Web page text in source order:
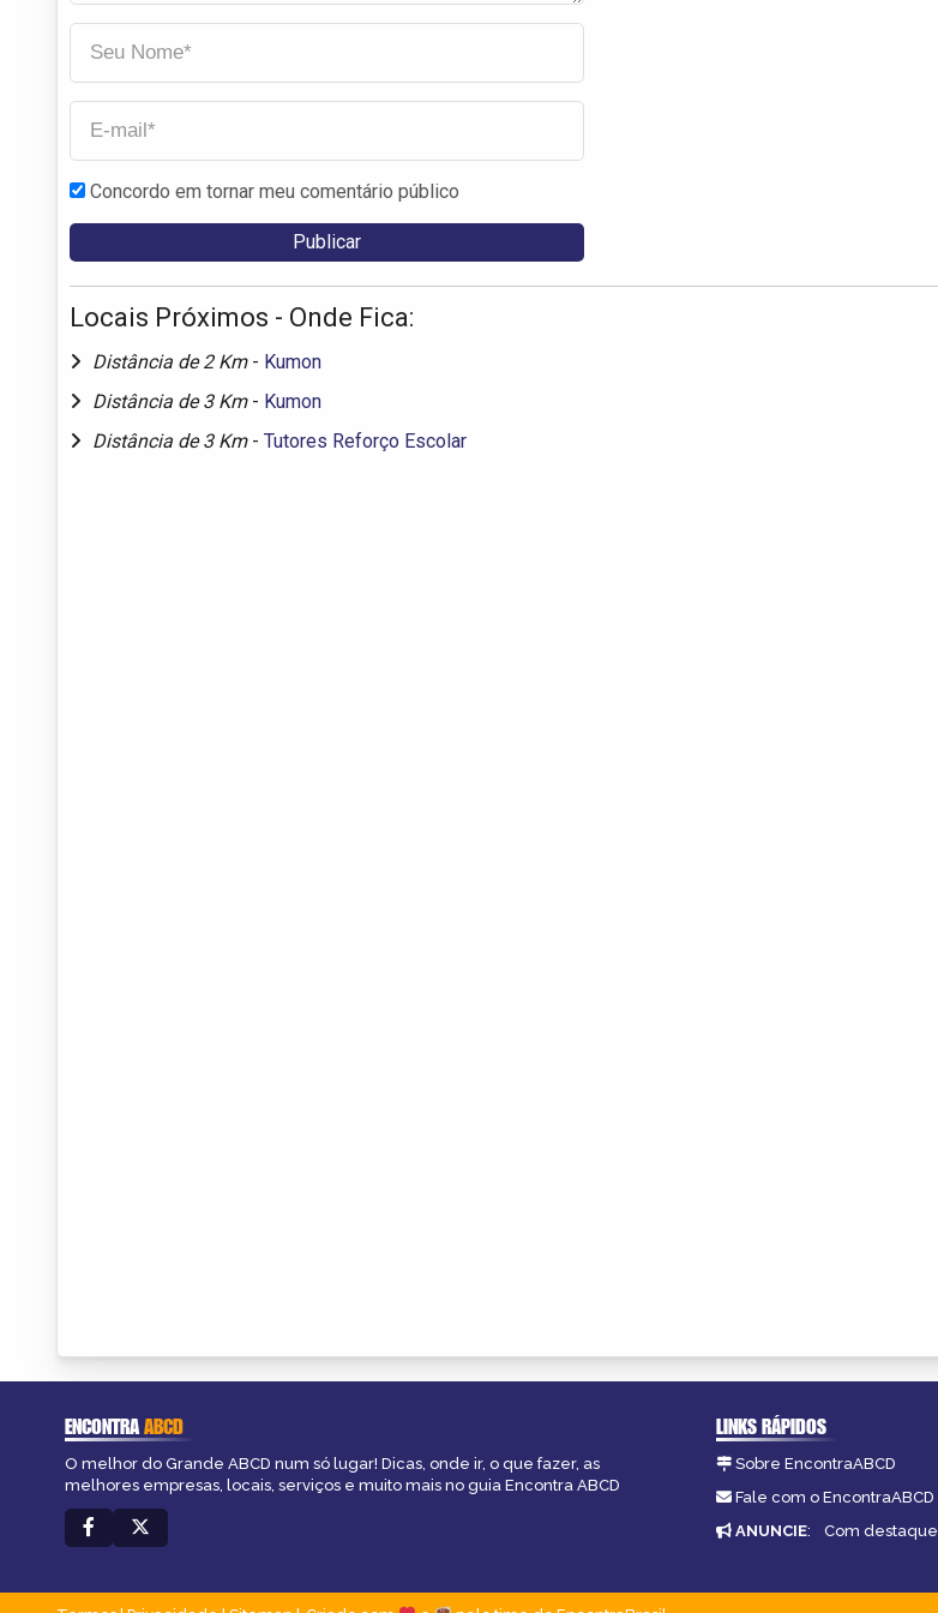
Concordo em tornar meu comentário público
Locais Próximos - Onde Fica:
Distância de 2 Km - Kumon
Distância de 3 Km - Kumon
Distância de 3 Km - Tutores Reforço Escolar
ENCONTRAABCD
O melhor do Grande ABCD num só lugar! Dicas, onde ir, o que fazer, as
melhores empresas, locais, serviços e muito mais no guia Encontra ABCD
LINKS RÁPIDOS
Sobre EncontraABCD
Fale com o EncontraABCD
ANUNCIE: Com destaque